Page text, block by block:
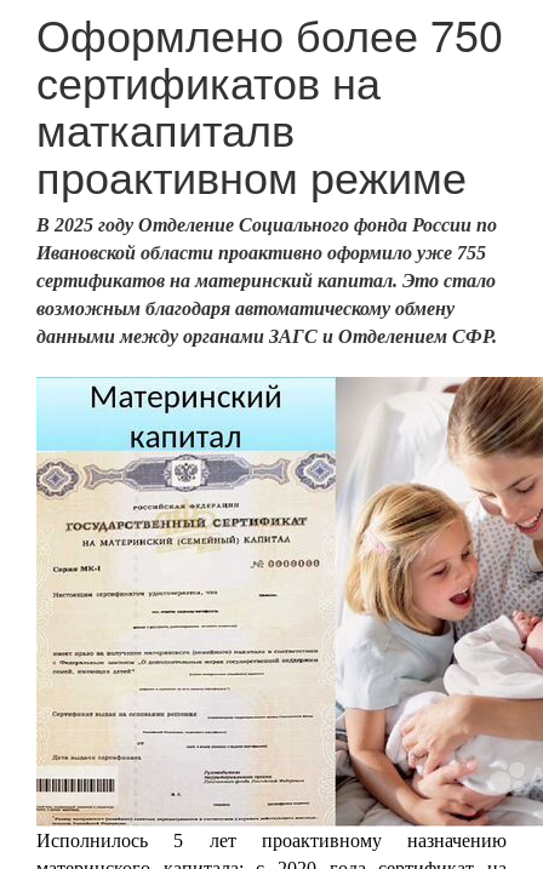
Оформлено более 750
сертификатов на
маткапиталв
проактивном режиме
В 2025 году Отделение Социального фонда России по
Ивановской области проактивно оформило уже 755
сертификатов на материнский капитал. Это стало
возможным благодаря автоматическому обмену
данными между органами ЗАГС и Отделением СФР.
Исполнилось 5 лет проактивному назначению